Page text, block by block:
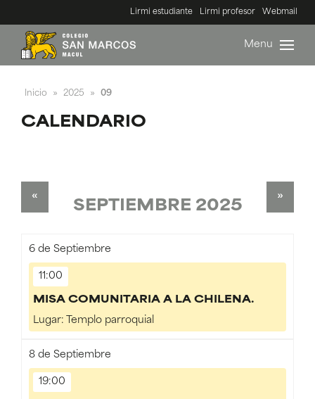
Lirmi estudiante Lirmi profesor Webmail
Menu
Inicio » 2025 » 09
CALENDARIO
SEPTIEMBRE 2025
« »
6 de Septiembre
11:00
MISA COMUNITARIA A LA CHILENA.
Lugar:
Templo parroquial
8 de Septiembre
19:00